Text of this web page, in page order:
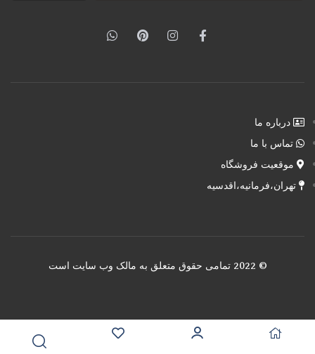
درباره ما
تماس با ما
موقعیت فروشگاه
تهران،فرمانیه،اقدسیه
© 2022 تمامی حقوق متعلق به مالک وب سایت است